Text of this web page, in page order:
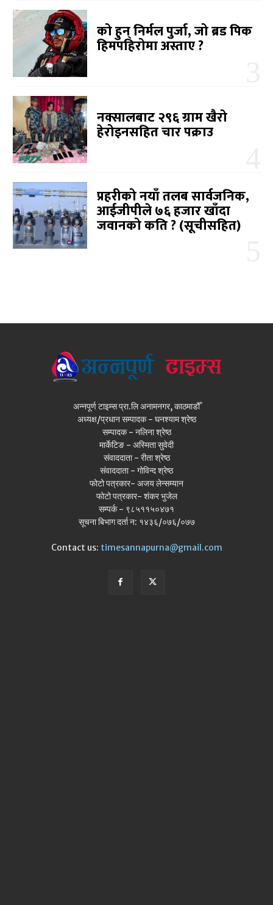
को हुन् निर्मल पुर्जा, जो ब्रड पिक
हिमपहिरोमा अस्ताए ?
नक्सालबाट २९६ ग्राम खैरो
हेरोइनसहित चार पक्राउ
प्रहरीको नयाँ तलब सार्वजनिक,
आईजीपीले ७६ हजार खाँदा
जवानको कति ? (सूचीसहित)
अन्नपूर्ण टाइम्स प्रा.लि अनामनगर, काठमाडौँ
अध्यक्ष/प्रधान सम्पादक - घनश्याम श्रेष्ठ
सम्पादक - नलिना श्रेष्ठ
मार्केटिङ - अस्मिता सुवेदी
संवाददाता - रीता श्रेष्ठ
संवाददाता - गोविन्द श्रेष्ठ
फोटो पत्रकार- अजय लेन्सम्यान
फोटो पत्रकार- शंकर भुजेल
सम्पर्क - ९८५११५०४७१
सूचना बिभाग दर्ता न: १४३६/०७६/०७७
Contact us: timesannapurna@gmail.com